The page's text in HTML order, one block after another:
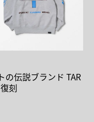
の伝説ブランド TAR
刻